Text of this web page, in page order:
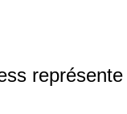
représente